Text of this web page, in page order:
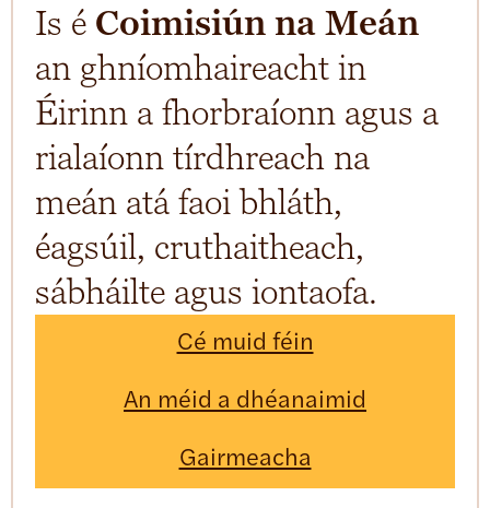
Is é Coimisiún na Meán
an ghníomhaireacht in
Éirinn a fhorbraíonn agus a
rialaíonn tírdhreach na
meán atá faoi bhláth,
éagsúil, cruthaitheach,
sábháilte agus iontaofa.
Cé muid féin
An méid a dhéanaimid
Gairmeacha